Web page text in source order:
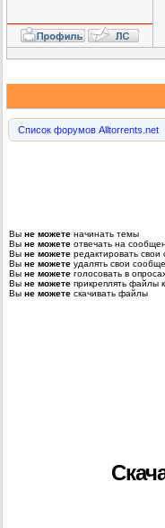
Список форумов Alltorrents.net
Вы не можете начинать темы
Вы не можете отвечать на
Вы не можете редактировать
Вы не можете удалять свои
Вы не можете голосовать в
Вы не можете прикреплять файлы
Вы не можете скачивать файлы